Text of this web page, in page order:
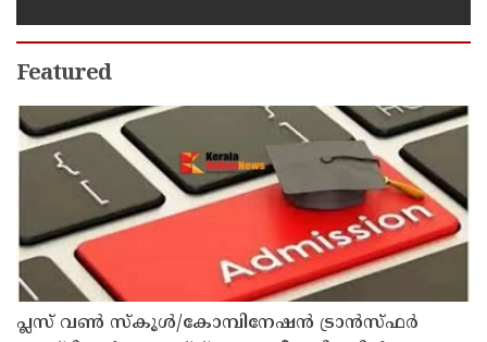
Featured
പ്ലസ് വൺ സ്‌കൂൾ/കോമ്പിനേഷൻ ട്രാൻസ്ഫർ